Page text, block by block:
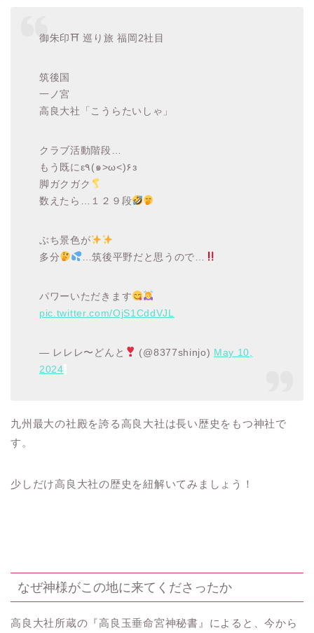
御朱印⛩ 巡り旅 福岡2社目
筑後国
一ノ宮
高良大社「こうらたいしゃ」
クラブ活動階段…
もう既にε٩(๑>ω<)۶з
脚ガクガク
数えたら…１２９段
ぶち景色が
多分
…筑後平野だと思うので…
パワーいただきます
pic.twitter.com/OjS1CddVJL
— レレレ〜どんと (@8377shinjo) May 10,
2024
九州最大の社殿を誇る高良大社は長い歴史をもつ神社で
す。
少しだけ高良大社の歴史を紐解いてみましょう！
なぜ神様がこの地に来てくださったか
高良大社所蔵の『高良玉垂命宮神秘書』によると、今から